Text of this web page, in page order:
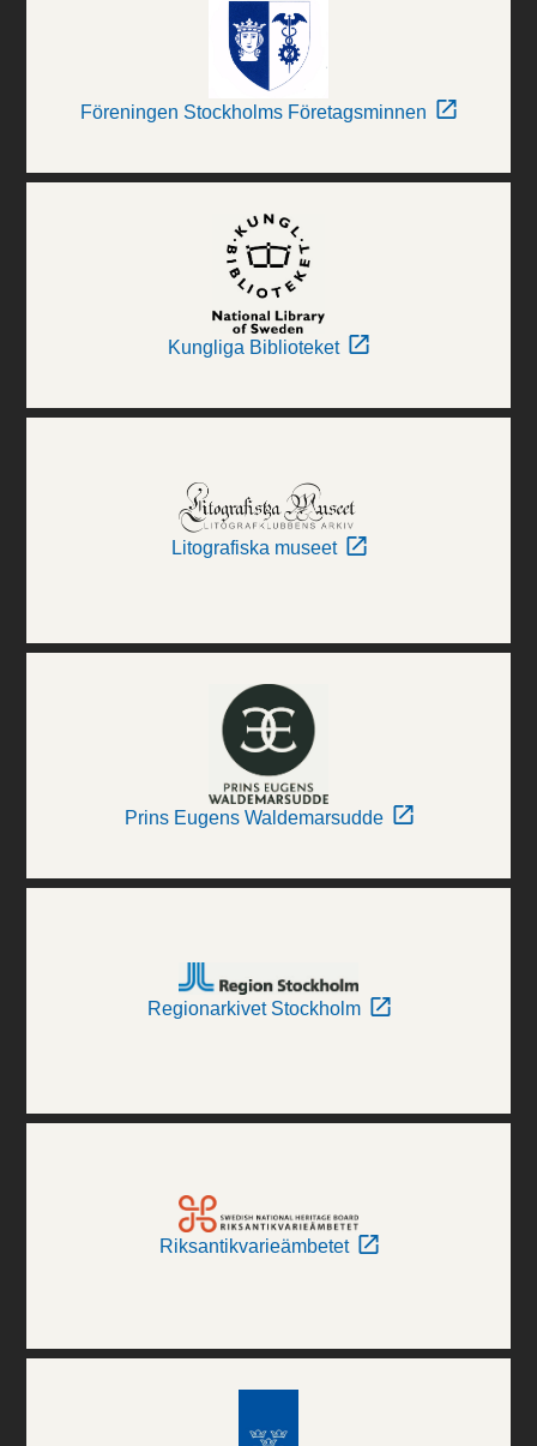
Föreningen Stockholms Företagsminnen
Kungliga Biblioteket
Litografiska museet
Prins Eugens Waldemarsudde
Regionarkivet Stockholm
Riksantikvarieämbetet